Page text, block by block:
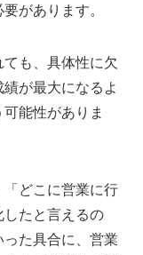
があります。
も、具体性に欠
が最大になるよ
能性がありま
どこに営業に行
したと言えるの
た具合に、営業